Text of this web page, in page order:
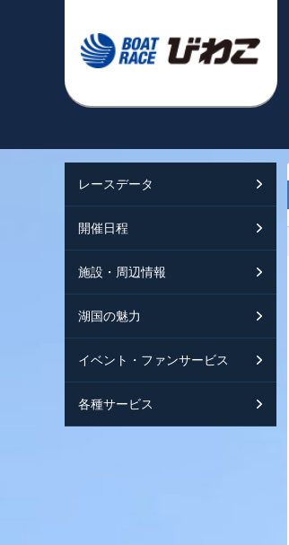
レースデータ
開催日程
施設・周辺情報
湖国の魅力
イベント・ファンサービス
各種サービス